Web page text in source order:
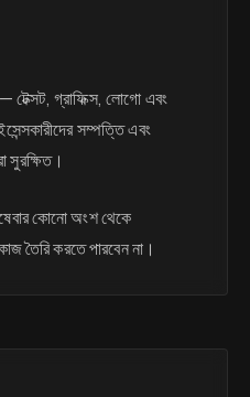
টেক্সট, গ্রাফিক্স, লোগো এবং
সম্পত্তি এবং
সুরক্ষিত।
কোনো অংশ থেকে
তৈরি করতে পারবেন না।